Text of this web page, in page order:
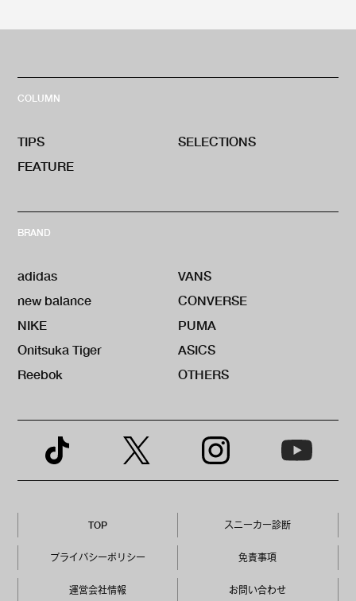
COLUMN
TIPS
SELECTIONS
FEATURE
BRAND
adidas
VANS
new balance
CONVERSE
NIKE
PUMA
Onitsuka Tiger
ASICS
Reebok
OTHERS
TOP スニーカー診断
プライバシーポリシー 免責事項
運営会社情報 お問い合わせ